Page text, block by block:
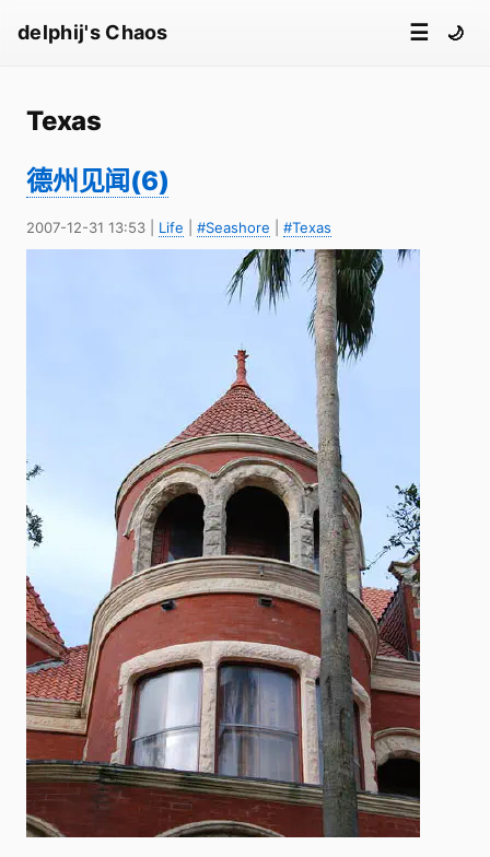
delphij's Chaos ☰ 🌙
Texas
德州见闻(6)
2007-12-31 13:53 Life #Seashore #Texas